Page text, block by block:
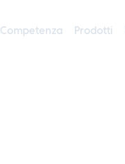
Competenza Prodotti